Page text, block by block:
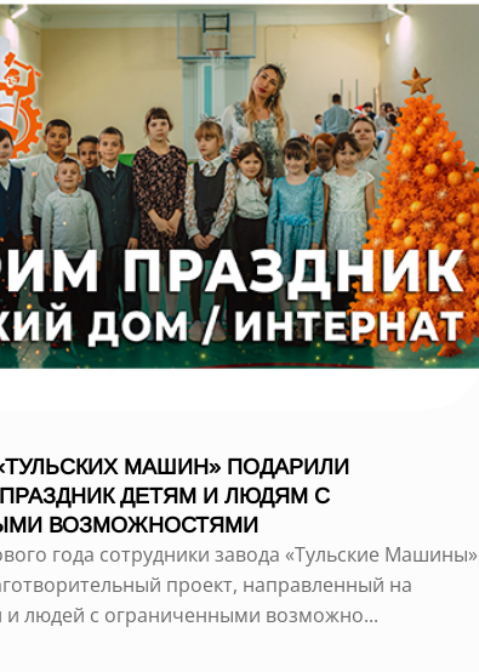
МАШИН» ПОДАРИЛИ
ДЕТЯМ И ЛЮДЯМ С
ВОЗМОЖНОСТЯМИ
года сотрудники завода «Тульские Машины»
проект, направленный на
и людей с ограниченными возможно...